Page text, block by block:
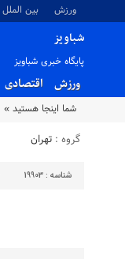
ورزش بین الملل
شباویز
پایگاه خبری شباویز
ورزش اقتصادی
شما اینجا هستید »
گروه : تهران
شناسه : 19903